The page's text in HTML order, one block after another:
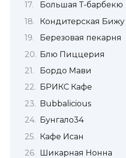
Большая Т-барбекю
Кондитерская Бижу
Березовая пекарня
Блю Пиццерия
Бордо Мави
БРИКС Кафе
Bubbalicious
Бунгало34
Кафе Исан
Шикарная Нонна